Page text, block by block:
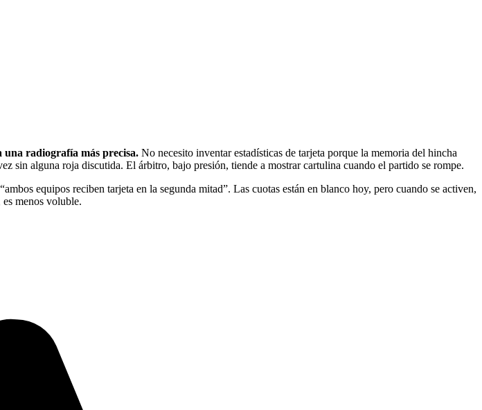
una radiografía más precisa. No necesito inventar estadísticas de tarjeta porque la memoria del hincha
sin alguna roja discutida. El árbitro, bajo presión, tiende a mostrar cartulina cuando el partido se rompe.
equipos reciben tarjeta en la segunda mitad”. Las cuotas están en blanco hoy, pero cuando se activen,
menos voluble.